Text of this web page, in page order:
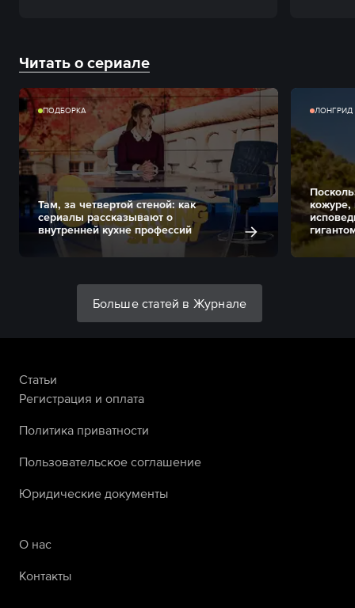
Читать о сериале
ПОДБОРКА
Там, за четвертой стеной: как
сериалы рассказывают о
внутренней кухне профессий
ЛОНГРИД
кожуре,
Больше статей в Журнале
Статьи
Регистрация и оплата
Политика приватности
Пользовательское соглашение
Юридические документы
О нас
Контакты